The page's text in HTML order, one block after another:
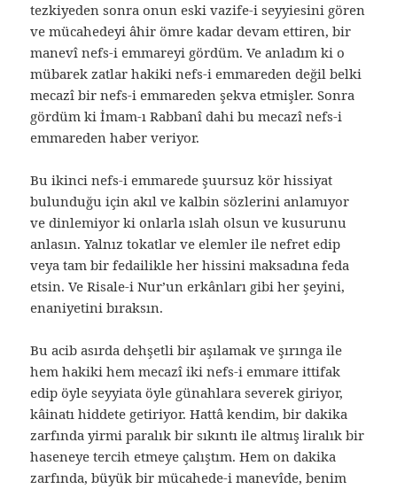
tezkiyeden sonra onun eski vazife-i seyyiesini gören
ve mücahedeyi âhir ömre kadar devam ettiren, bir
manevî nefs-i emmareyi gördüm. Ve anladım ki o
mübarek zatlar hakiki nefs-i emmareden değil belki
mecazî bir nefs-i emmareden şekva etmişler. Sonra
gördüm ki İmam-ı Rabbanî dahi bu mecazî nefs-i
emmareden haber veriyor.
Bu ikinci nefs-i emmarede şuursuz kör hissiyat
bulunduğu için akıl ve kalbin sözlerini anlamıyor
ve dinlemiyor ki onlarla ıslah olsun ve kusurunu
anlasın. Yalnız tokatlar ve elemler ile nefret edip
veya tam bir fedailikle her hissini maksadına feda
etsin. Ve Risale-i Nur’un erkânları gibi her şeyini,
enaniyetini bıraksın.
Bu acib asırda dehşetli bir aşılamak ve şırınga ile
hem hakiki hem mecazî iki nefs-i emmare ittifak
edip öyle seyyiata öyle günahlara severek giriyor,
kâinatı hiddete getiriyor. Hattâ kendim, bir dakika
zarfında yirmi paralık bir sıkıntı ile altmış liralık bir
haseneye tercih etmeye çalıştım. Hem on dakika
zarfında, büyük bir mücahede-i manevîde, benim